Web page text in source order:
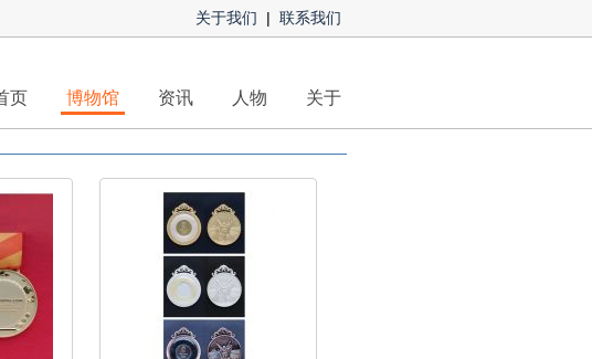
关于我们 | 联系我们
页 博物馆 资讯 人物 关于